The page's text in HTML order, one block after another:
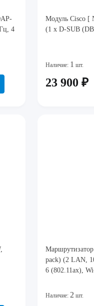
4
Модуль Cisco [
(1 x D-SUB
Наличие: 1 шт.
23 900 ₽
pack) (2 LAN,
6 (802.11ax),
Наличие:2 шт.